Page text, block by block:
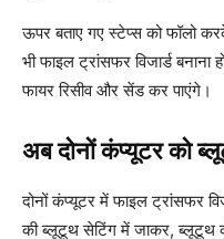
ऊपर बताए गए स्टेप्स को फॉलो
भी फाइल ट्रांसफर विजार्ड
फायर रिसीव और सेंड कर पाएंगे।
अब दोनों कंप्यूटर को
दोनों कंप्यूटर में फाइल ट्रांसफर
की ब्लूटूथ सेटिंग में जाकर, ब्लूटूथ